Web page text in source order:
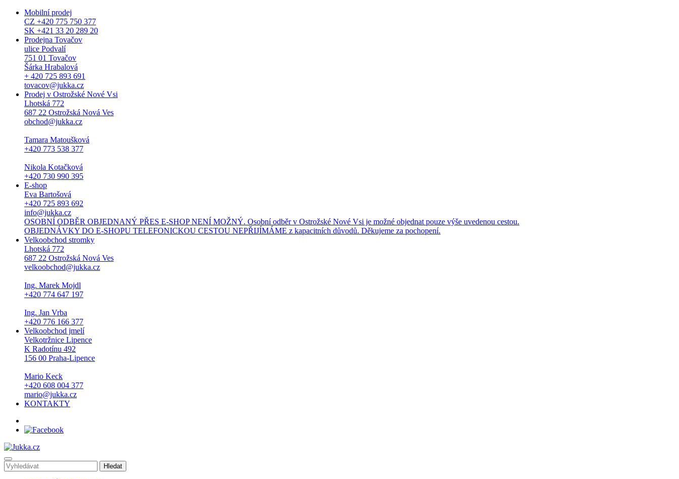
Mobilní prodej
CZ +420 775 750 377
SK +421 33 20 289 20
Prodejna Tovačov
ulice Podvalí
751 01 Tovačov
Šárka Hrabalová
+ 420 725 893 691
tovacov@jukka.cz
Prodej v Ostrožské Nové Vsi
Lhotská 772
687 22 Ostrožská Nová Ves
obchod@jukka.cz
Tamara Matoušková
+420 773 538 377
Nikola Kotačková
+420 730 990 395
E-shop
Eva Bartošová
+420 725 893 692
info@jukka.cz
OSOBNÍ ODBĚR OBJEDNANÝ PŘES E-SHOP NENÍ MOŽNÝ. Osobní odběr v Ostrožské Nové Vsi je možné objednat pouze výše uvedenou cestou.
OBJEDNÁVKY DO E-SHOPU TELEFONICKOU CESTOU NEPŘIJÍMÁME z kapacitních důvodů. Děkujeme za pochopení.
Velkoobchod stromky
Lhotská 772
687 22 Ostrožská Nová Ves
velkoobchod@jukka.cz
Ing. Marek Mojdl
+420 774 647 197
Ing. Jan Vrba
+420 776 166 377
Velkoobchod jmelí
Velkotržnice Lipence
K Radotínu 492
156 00 Praha-Lipence
Mario Keck
+420 608 004 377
mario@jukka.cz
KONTAKTY